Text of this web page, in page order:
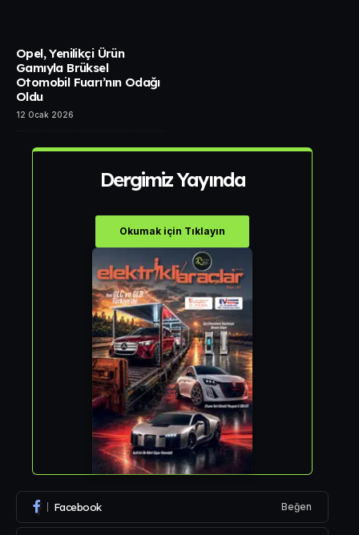
Opel, Yenilikçi Ürün
Gamıyla Brüksel
Otomobil Fuarı’nın Odağı
Oldu
12 Ocak 2026
Dergimiz Yayında
Okumak için Tıklayın
Facebook Beğen